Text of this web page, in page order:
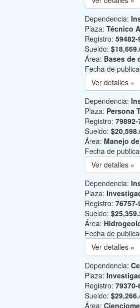
Dependencia:
Plaza: Técnico
Registro: 59482-
Sueldo:
Área: Bases de
Fecha de
Ver detalles »
Dependencia:
Plaza: Persona
Registro: 79892-
Sueldo:
Área: Manejo
Fecha de
Ver detalles »
Dependencia:
Plaza:
Registro: 76757-
Sueldo:
Área:
Fecha de
Ver detalles »
Dependencia:
Plaza:
Registro: 79370-
Sueldo:
Área: